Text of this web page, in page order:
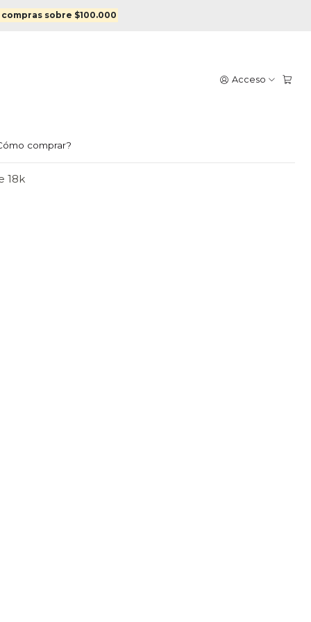
Acceso
comprar?
sobre $100.000
Enchapado en oro
IV ENCHAPADO EN
18k